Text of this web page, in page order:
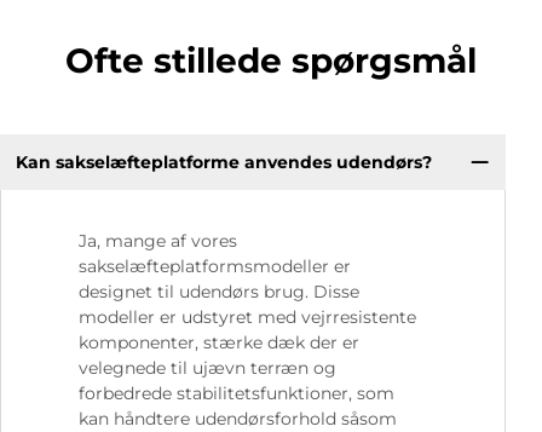
Ofte stillede spørgsmål
Kan sakselæfteplatforme anvendes udendørs?
Ja, mange af vores
sakselæfteplatformsmodeller er
designet til udendørs brug. Disse
modeller er udstyret med vejrresistente
komponenter, stærke dæk der er
velegnede til ujævn terræn og
forbedrede stabilitetsfunktioner, som
kan håndtere udendørsforhold såsom